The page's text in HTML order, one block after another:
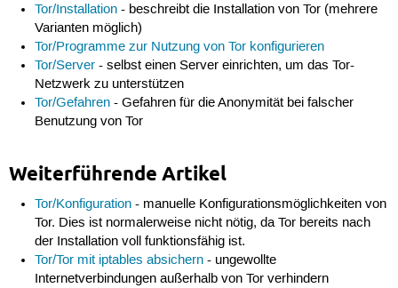
Tor/Installation - beschreibt die Installation von Tor (mehrere
Varianten möglich)
Tor/Programme zur Nutzung von Tor konfigurieren
Tor/Server - selbst einen Server einrichten, um das Tor-
Netzwerk zu unterstützen
Tor/Gefahren - Gefahren für die Anonymität bei falscher
Benutzung von Tor
Weiterführende Artikel
Tor/Konfiguration - manuelle Konfigurationsmöglichkeiten von
Tor. Dies ist normalerweise nicht nötig, da Tor bereits nach
der Installation voll funktionsfähig ist.
Tor/Tor mit iptables absichern - ungewollte
Internetverbindungen außerhalb von Tor verhindern